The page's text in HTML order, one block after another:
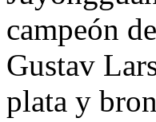
campeón
Gustav
plata y